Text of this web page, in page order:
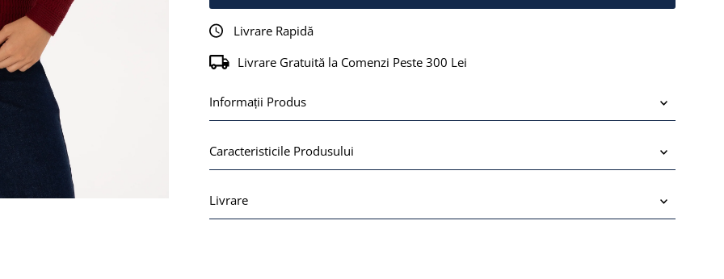
Livrare Rapidă
Livrare Gratuită la Comenzi Peste 300 Lei
Informații Produs
Caracteristicile Produsului
Livrare